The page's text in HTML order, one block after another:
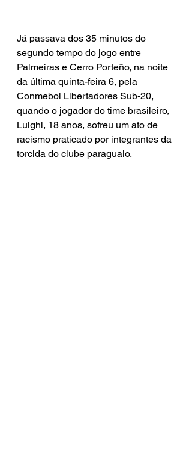
Já passava dos 35 minutos do
segundo tempo do jogo entre
Palmeiras e Cerro Porteño, na noite
da última quinta-feira 6, pela
Conmebol Libertadores Sub-20,
quando o jogador do time brasileiro,
Luighi, 18 anos, sofreu um ato de
racismo praticado por integrantes da
torcida do clube paraguaio.